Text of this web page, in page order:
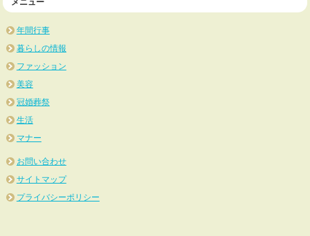
メニュー
年間行事
暮らしの情報
ファッション
美容
冠婚葬祭
生活
マナー
お問い合わせ
サイトマップ
プライバシーポリシー